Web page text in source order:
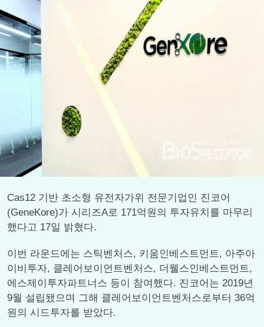
Cas12 기반 초소형 유전자가위 전문기업인 진코어
(GeneKore)가 시리즈A로 171억원의 투자유치를 마무리
했다고 17일 밝혔다.
이번 라운드에는 스틱벤처스, 키움인베스트먼트, 아주아
이비투자, 클레어보이언트벤처스, 더웰스인베스트먼트,
에스제이투자파트너스 등이 참여했다. 진코어는 2019년
9월 설립됐으며 그해 클레어보이언트벤처스로부터 36억
원의 시드투자를 받았다.